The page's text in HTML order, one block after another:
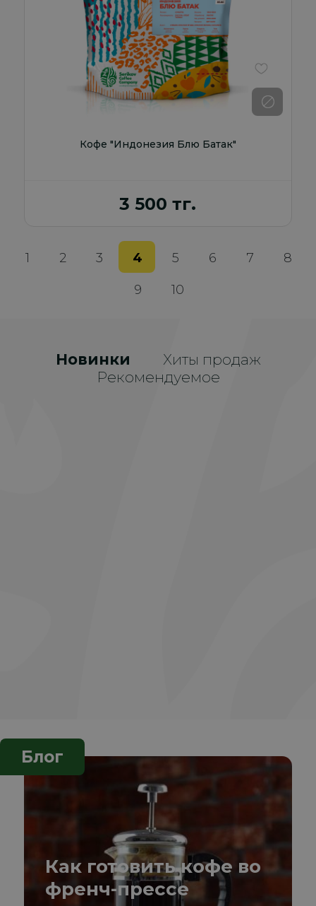
Кофе "Индонезия Блю Батак"
3 500 тг.
В
1 2 3 4 5 6 7 8
9 10
Новинки
Хиты продаж
Рекомендуемое
Блог
Как готовить кофе во
френч-прессе